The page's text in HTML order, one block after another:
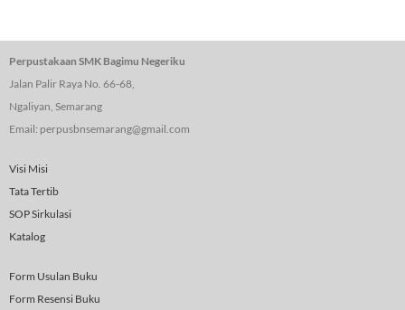
Perpustakaan SMK Bagimu Negeriku
Jalan Palir Raya No. 66-68,
Ngaliyan, Semarang
Email: perpusbnsemarang@gmail.com
Visi Misi
Tata Tertib
SOP Sirkulasi
Katalog
Form Usulan Buku
Form Resensi Buku